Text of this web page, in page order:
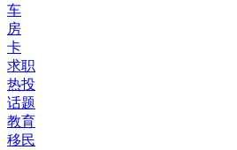
车
房
卡
求职
热投
话题
教育
移民